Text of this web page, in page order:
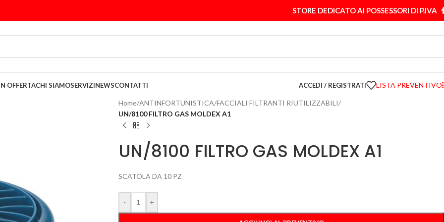
STORE DEDICATO AI POSSESSORI DI P.IVA
OFFERTACHI SIAMOSERVIZINEWSCONTATTI ACCEDI / REGISTRATI LISTA PREVENTIVO
Home/ANTINFORTUNISTICA/FACCIALI FILTRANTI RIUTILIZZABILI/
UN/8100 FILTRO GAS MOLDEX A1
UN/8100 FILTRO GAS MOLDEX A1
SCATOLA DA 10 PZ
- +